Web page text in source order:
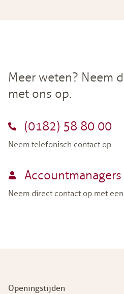
Meer weten? Neem
met ons op.
(0182) 58 80 00
Neem telefonisch contact op
Accountmanagers
Neem direct contact op met
Openingstijden